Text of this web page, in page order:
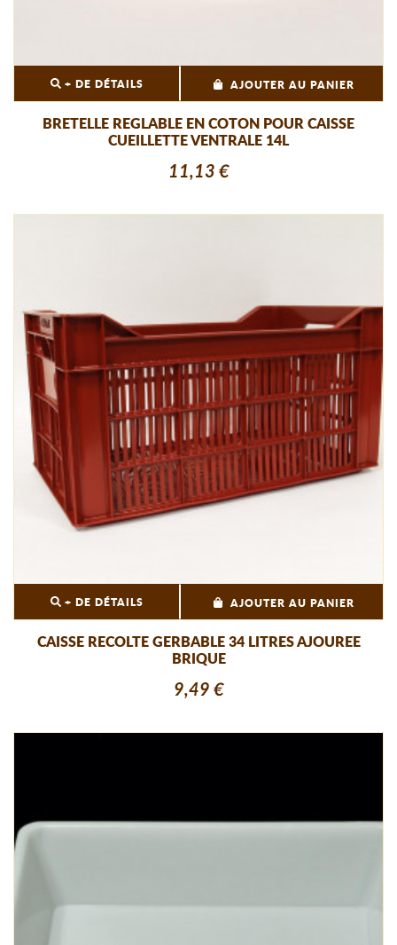
+ DE DÉTAILS AJOUTER AU PANIER
BRETELLE REGLABLE EN COTON POUR CAISSE
CUEILLETTE VENTRALE 14L
11,13 €
+ DE DÉTAILS AJOUTER AU PANIER
CAISSE RECOLTE GERBABLE 34 LITRES AJOUREE
BRIQUE
9,49 €